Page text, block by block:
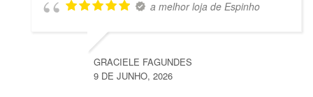
a melhor loja de Espinho
GRACIELE FAGUNDES
9 DE JUNHO, 2026